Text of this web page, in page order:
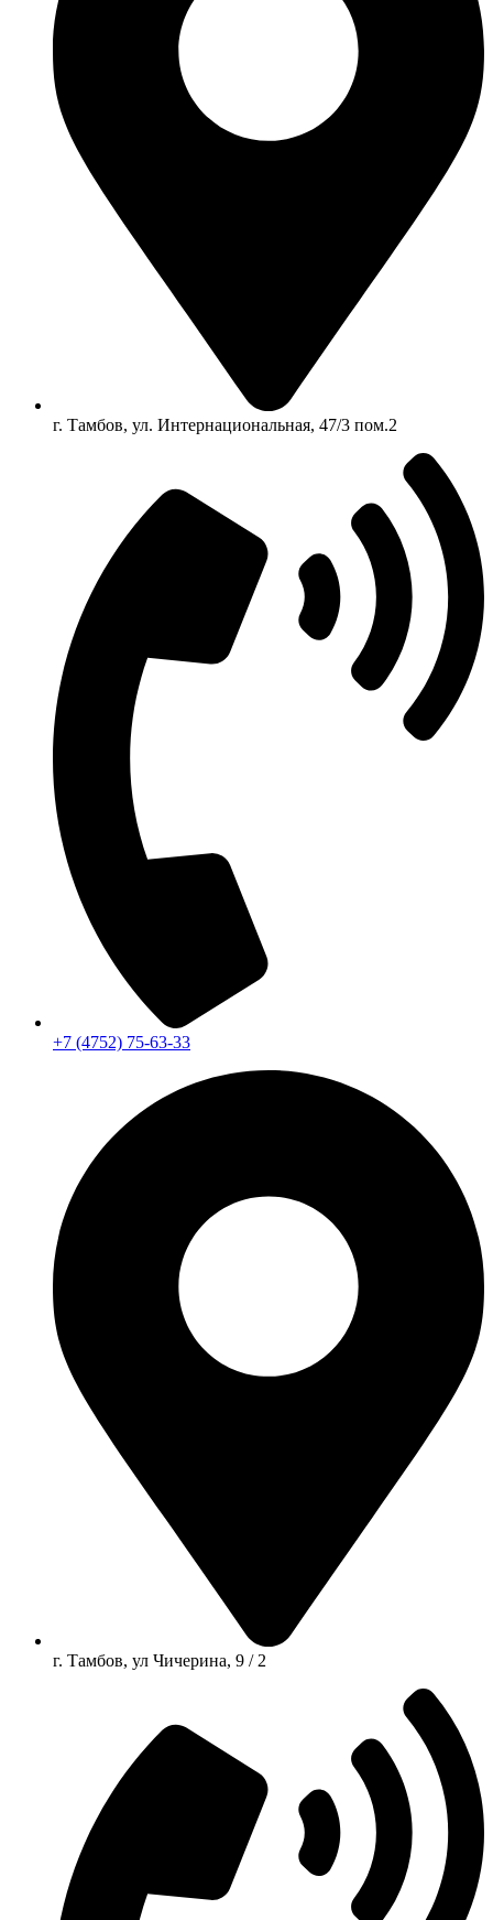
г. Тамбов, ул. Интернациональная, 47/3 пом.2
+7 (4752) 75-63-33
г. Тамбов, ул Чичерина, 9 / 2